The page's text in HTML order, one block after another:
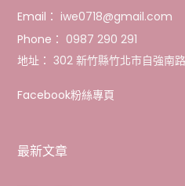
Email： iwe0718@gmail.com
Phone： 0987 290 291
地址： 302 新竹縣竹北市自強南
Facebook粉絲專頁
最新文章